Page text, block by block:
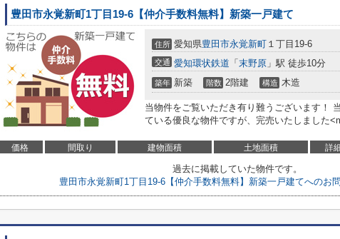
豊田市永覚新町1丁目19-6【仲介手数料無料】新築一戸建て
住所 愛知県豊田市永覚新町 １丁目19-6
交通 愛知環状鉄道 「 末野原 」駅 徒歩10分
築年 新築 階数 2階建 構造 木造
当物件をご覧いただき有り難うございます！
ている優良な物件ですが、完売いたしました
価格 間取り 建物面積 土地面積 詳
過去に掲載していた物件です。
豊田市永覚新町1丁目19-6【仲介手数料無料】新築一戸建てへのお